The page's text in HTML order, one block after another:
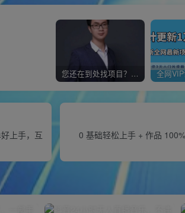
您还在到处找项目？还在当韭菜？我靠经营“一个小目标网创商城”年入百W+，曾经我也负债累累!
上手，互
0 基础轻松上手 + 作品